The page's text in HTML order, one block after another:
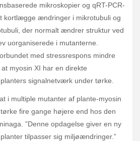
mikroskopier og qRT-PCR-
kortlægge ændringer i mikrotubuli og
der normalt ændrer struktur ved
uorganiserede i mutanterne.
med stressrespons mindre
myosin XI har en direkte
signalnetværk under tørke.
i multiple mutanter af plante-myosin
fire gange højere end hos den
”Denne opdagelse giver en ny
tilpasser sig miljøændringer.”